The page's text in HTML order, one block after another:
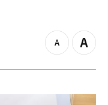
z
o
o
Z
o
i